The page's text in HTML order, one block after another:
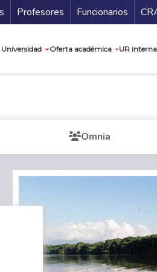
Profesores Funcionarios
Universidad Oferta académica UR
Omnia